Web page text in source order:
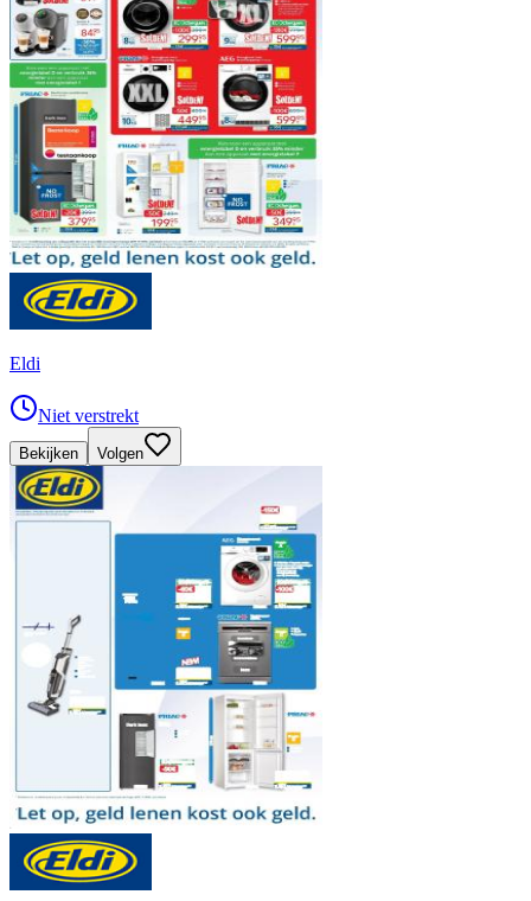
Eldi
Niet verstrekt
Bekijken Volgen